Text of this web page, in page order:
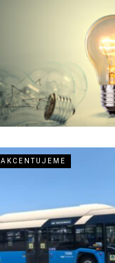
AKCENTUJEME